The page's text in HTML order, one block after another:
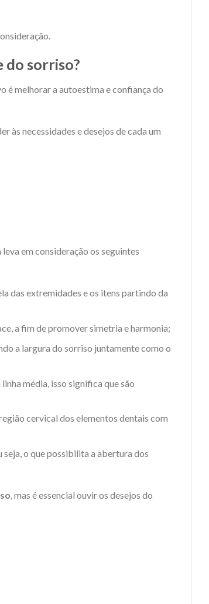
do sorriso?
é melhorar a autoestima e confiança do
às necessidades e desejos de cada um
em consideração os seguintes
das extremidades e os itens partindo da
a fim de promover simetria e harmonia;
a largura do sorriso juntamente como o
média, isso significa que são
cervical dos elementos dentais com
o que possibilita a abertura dos
, mas é essencial ouvir os desejos do